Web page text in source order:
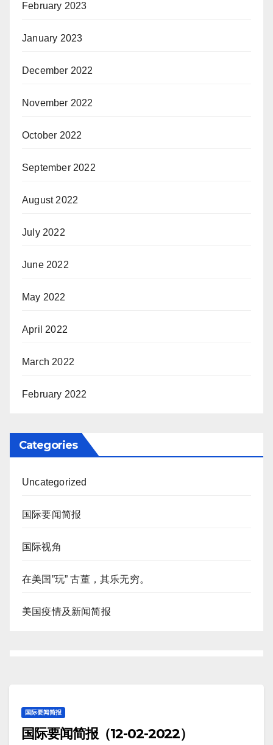
February 2023
January 2023
December 2022
November 2022
October 2022
September 2022
August 2022
July 2022
June 2022
May 2022
April 2022
March 2022
February 2022
Categories
Uncategorized
国际要闻简报
国际视角
在美国”玩” 古董，其乐无穷。
美国疫情及新闻简报
国际要闻简报
国际要闻简报（12-02-2022）